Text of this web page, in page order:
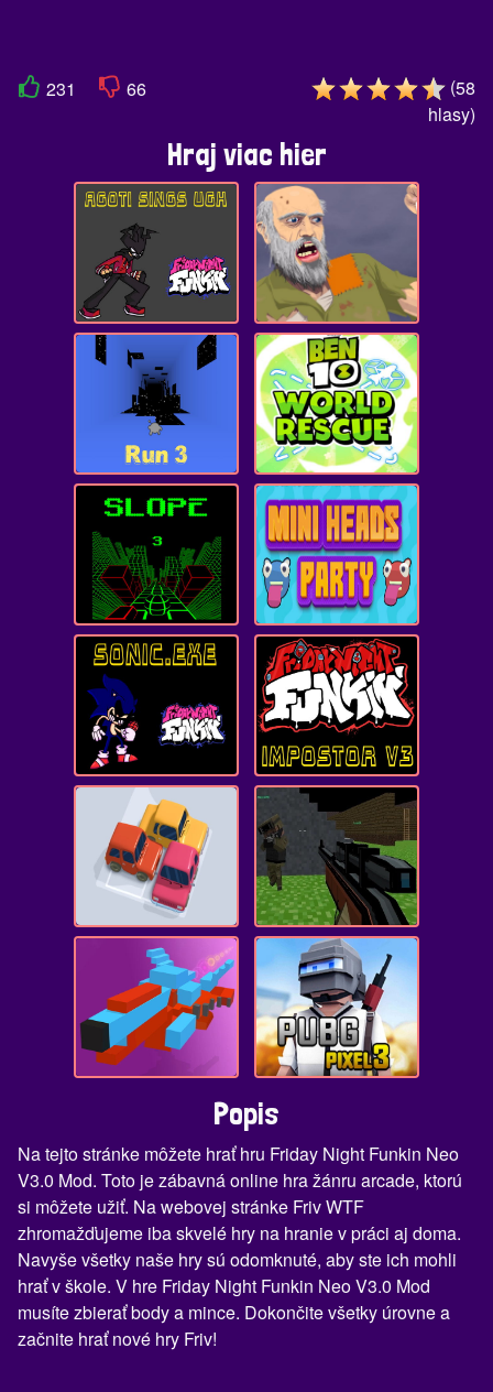
231 66 (58
hlasy)
Hraj viac hier
Popis
Na tejto stránke môžete hrať hru Friday Night Funkin Neo
V3.0 Mod. Toto je zábavná online hra žánru arcade, ktorú
si môžete užiť. Na webovej stránke Friv WTF
zhromažďujeme iba skvelé hry na hranie v práci aj doma.
Navyše všetky naše hry sú odomknuté, aby ste ich mohli
hrať v škole. V hre Friday Night Funkin Neo V3.0 Mod
musíte zbierať body a mince. Dokončite všetky úrovne a
začnite hrať nové hry Friv!